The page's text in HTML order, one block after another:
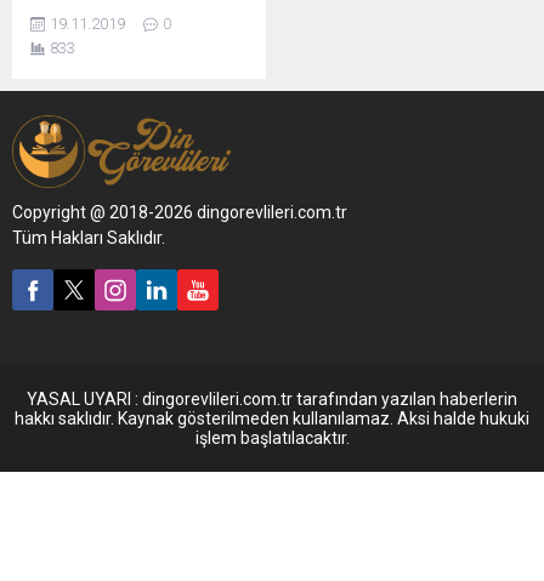
19.11.2019
0
833
Copyright @ 2018-2026 dingorevlileri.com.tr
Tüm Hakları Saklıdır.
YASAL UYARI : dingorevlileri.com.tr tarafından yazılan haberlerin
hakkı saklıdır. Kaynak gösterilmeden kullanılamaz. Aksi halde hukuki
işlem başlatılacaktır.